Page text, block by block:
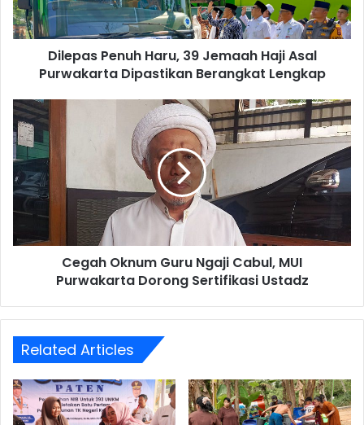
Purwakarta
Dipastikan
Berangkat
Lengkap
Dilepas Penuh Haru, 39 Jemaah Haji Asal
Purwakarta Dipastikan Berangkat Lengkap
Cegah
Oknum
Guru
Ngaji
Cabul,
MUI
Purwakarta
Sertifikasi
Cegah Oknum Guru Ngaji Cabul, MUI
Purwakarta Dorong Sertifikasi Ustadz
Related Articles